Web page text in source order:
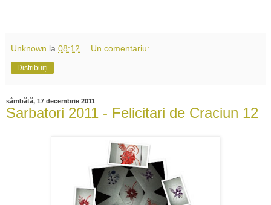
Unknown la 08:12 Un comentariu:
Distribuiți
sâmbătă, 17 decembrie 2011
Sarbatori 2011 - Felicitari de Craciun 12